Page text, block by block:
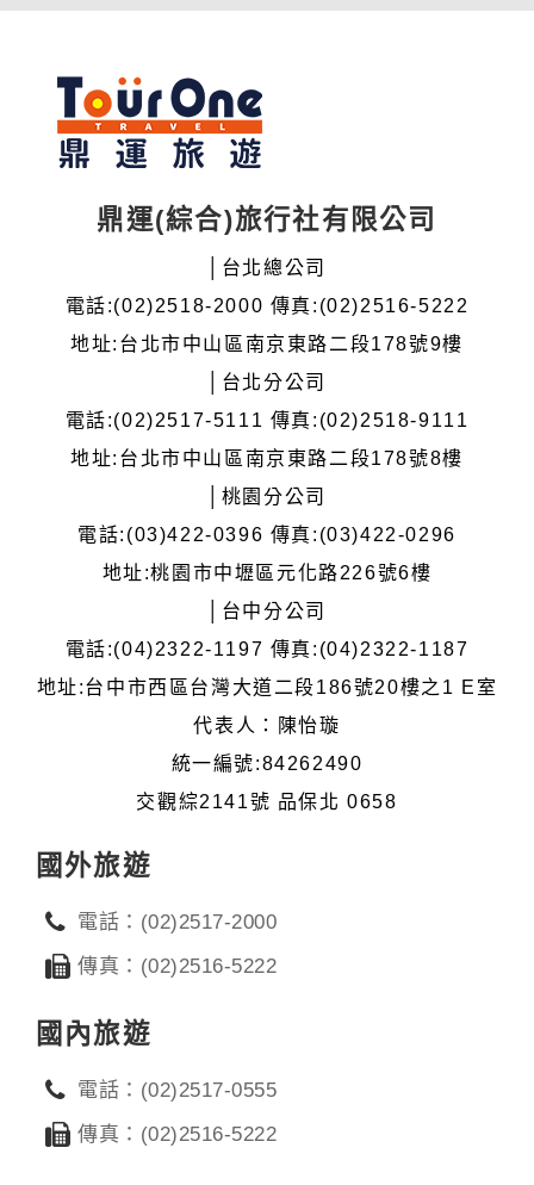
鼎運(綜合)旅行社有限公司
│台北總公司
電話:(02)2518-2000 傳真:(02)2516-5222
地址:台北市中山區南京東路二段178號9樓
│台北分公司
電話:(02)2517-5111 傳真:(02)2518-9111
地址:台北市中山區南京東路二段178號8樓
│桃園分公司
電話:(03)422-0396 傳真:(03)422-0296
地址:桃園市中壢區元化路226號6樓
│台中分公司
電話:(04)2322-1197 傳真:(04)2322-1187
地址:台中市西區台灣大道二段186號20樓之1 E室
代表人：陳怡璇
統一編號:84262490
交觀綜2141號 品保北 0658
國外旅遊
電話：(02)2517-2000
傳真：(02)2516-5222
國內旅遊
電話：(02)2517-0555
傳真：(02)2516-5222